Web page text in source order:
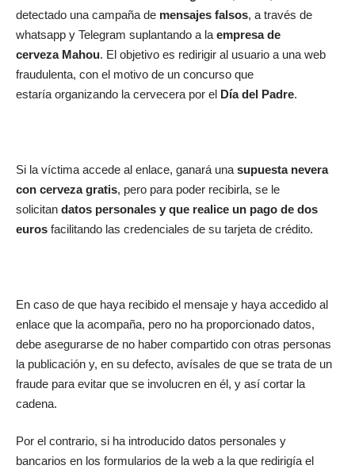
detectado una campaña de mensajes falsos, a través de
whatsapp y Telegram suplantando a la empresa de
cerveza Mahou. El objetivo es redirigir al usuario a una web
fraudulenta, con el motivo de un concurso que
estaría organizando la cervecera por el Día del Padre.
Si la víctima accede al enlace, ganará una supuesta nevera
con cerveza gratis, pero para poder recibirla, se le
solicitan datos personales y que realice un pago de dos
euros facilitando las credenciales de su tarjeta de crédito.
En caso de que haya recibido el mensaje y haya accedido al
enlace que la acompaña, pero no ha proporcionado datos,
debe asegurarse de no haber compartido con otras personas
la publicación y, en su defecto, avísales de que se trata de un
fraude para evitar que se involucren en él, y así cortar la
cadena.
Por el contrario, si ha introducido datos personales y
bancarios en los formularios de la web a la que redirigía el